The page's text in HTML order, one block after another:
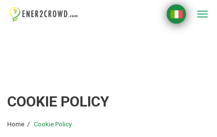
COOKIE POLICY
Home Cookie Policy